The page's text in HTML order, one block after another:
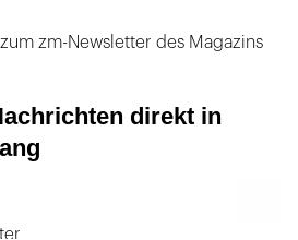
zm-Newsletter des Magazins
direkt in